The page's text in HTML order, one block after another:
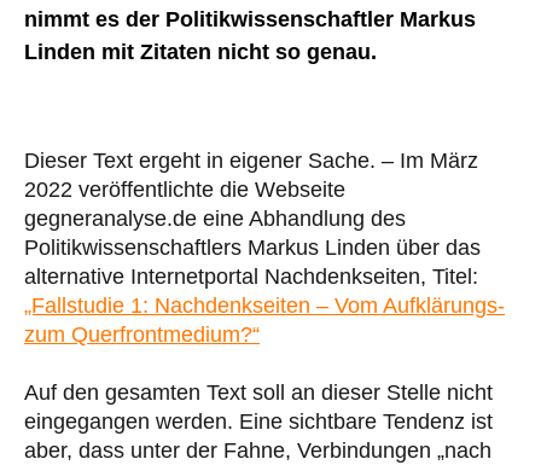
nimmt es der Politikwissenschaftler Markus
Linden mit Zitaten nicht so genau.
Dieser Text ergeht in eigener Sache. – Im März
2022 veröffentlichte die Webseite
gegneranalyse.de eine Abhandlung des
Politikwissenschaftlers Markus Linden über das
alternative Internetportal Nachdenkseiten, Titel:
„Fallstudie 1: Nachdenkseiten – Vom Aufklärungs-
zum Querfrontmedium?“
Auf den gesamten Text soll an dieser Stelle nicht
eingegangen werden. Eine sichtbare Tendenz ist
aber, dass unter der Fahne, Verbindungen „nach